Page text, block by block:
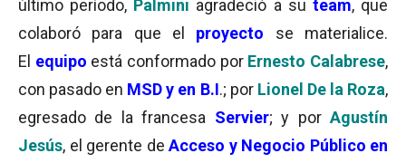
último período, Palmini agradeció a su team, que
colaboró para que el proyecto se materialice.
El equipo está conformado por Ernesto Calabrese,
con pasado en MSD y en B.I.; por Lionel De la Roza,
egresado de la francesa Servier; y porAgustín
Jesús, el gerente de Acceso y Negocio Público en